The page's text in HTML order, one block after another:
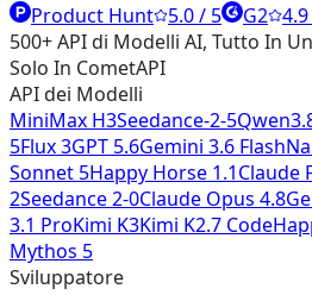
Product Hunt 5.0 / 5 G2
500+ API di Modelli AI, Tutto In
Solo In CometAPI
API dei Modelli
MiniMax H3Seedance-2-5
5Flux 3GPT 5.6Gemini 3.6 Flash
Sonnet 5Happy Horse 1.1Claude
2Seedance 2-0Claude Opus 4.8
3.1 ProKimi K3Kimi K2.7 Code
Mythos 5
Sviluppatore